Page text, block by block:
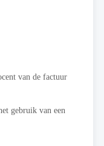
van de factuur
gebruik van een